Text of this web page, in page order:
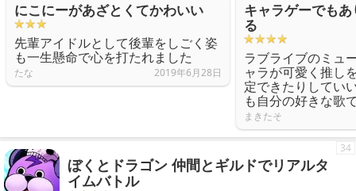
にこにーがあざとくてかわいい
先輩アイドルとして後輩をしごく姿
も一生懸命で心を打たれました
たな 2019年6月28日
キャラゲーでも
る
ラブライブのミュ
ャラが可愛く推し
定できたりしてい
も自分の好きな歌
まきたそ
ぼくとドラゴン 仲間とギルドでリアルタ
イムバトル
34